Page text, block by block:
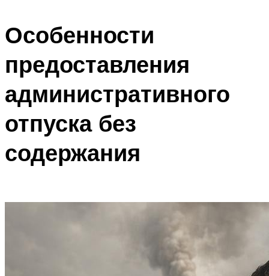
Особенности
предоставления
административного
отпуска без
содержания